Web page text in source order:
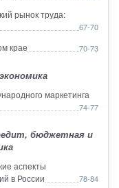
рынок труда:
67-70
крае 70-73
маркетинга
74-77
бюджетная и
аспекты
в России
78-84